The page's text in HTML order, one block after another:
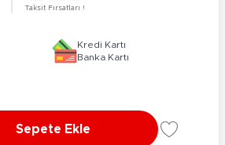
Taksit Fırsatları !
Kredi Kartı
Banka Kartı
Sepete Ekle